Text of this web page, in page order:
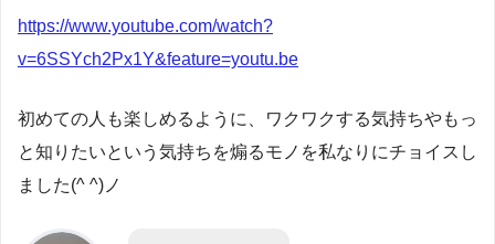
https://www.youtube.com/watch?
v=6SSYch2Px1Y&feature=youtu.be
初めての人も楽しめるように、ワクワクする気持ちやもっ
と知りたいという気持ちを煽るモノを私なりにチョイスし
ました(^ ^)ノ